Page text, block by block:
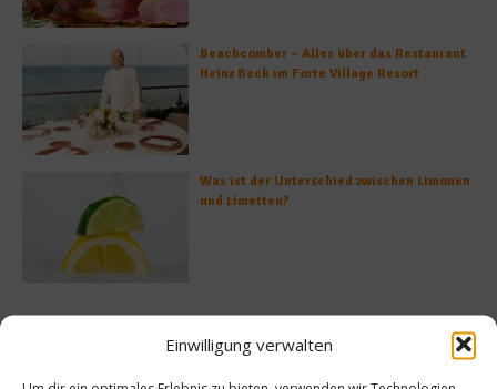
Einwilligung verwalten
Beachcomber – Alles über das Restaurant
Heinz Beck im Forte Village Resort
Was ist der Unterschied zwischen Limonen
und Limetten?